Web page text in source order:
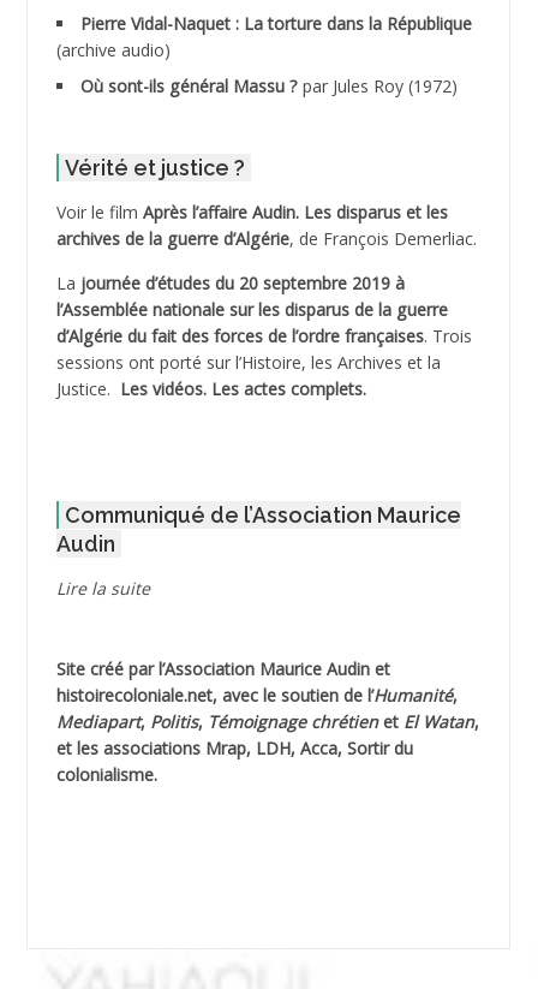
ADDANE
ADDECHE Rachid
ADELIOUAT Vve AIT SAADA
ADJANI Khaled
ADJAOUT
ADNI Mohamed Akli
ADOUL Arab *
AGOULMINE
AHLOUCHE Mabrouk *
AIBLIED Ahmed
Pierre Vidal-Naquet : La torture dans la République
(archive audio)
Où sont-ils général Massu ? par Jules Roy (1972)
Vérité et justice ?
Voir le film Après l’affaire Audin. Les disparus et les
archives de la guerre d’Algérie, de François Demerliac.
La journée d’études du 20 septembre 2019 à
l’Assemblée nationale sur les disparus de la guerre
d’Algérie du fait des forces de l’ordre françaises. Trois
sessions ont porté sur l’Histoire, les Archives et la
Justice. Les vidéos. Les actes complets.
Communiqué de l’Association Maurice
Audin
Lire la suite
Site créé par l’Association Maurice Audinet
histoirecoloniale.net, avec le soutien de l’Humanité,
Mediapart, Politis, Témoignage chrétienet El Watan,
et les associations Mrap, LDH, Acca, Sortir du
colonialisme.